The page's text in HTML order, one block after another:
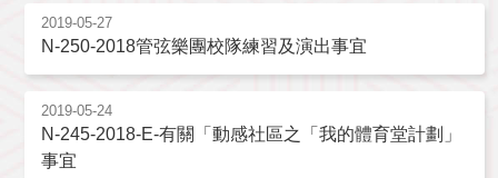
2019-05-27
N-250-2018管弦樂團校隊練習及演出事宜
2019-05-24
N-245-2018-E-有關「動感社區之「我的體育堂計劃」
事宜